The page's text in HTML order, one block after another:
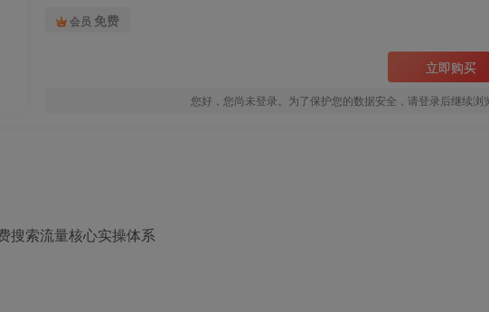
会员 免费
立即购买
您好，您尚未登录。为了保护您的数据安全，请登录后继续浏